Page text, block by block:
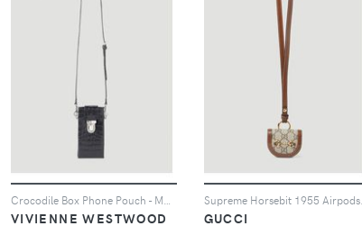
VIVIENNE WESTWOOD
Supreme Horsebit 1955 Airpods Holder - Mann Tech One Size
GUCCI